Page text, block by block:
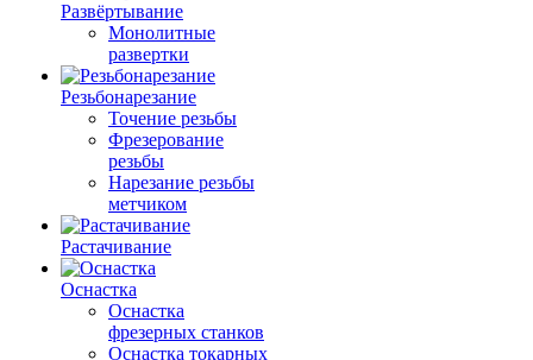
Развёртывание
Монолитные
развертки
Резьбонарезание
Точение резьбы
Фрезерование
резьбы
Нарезание резьбы
метчиком
Растачивание
Оснастка
Оснастка
фрезерных станков
Оснастка токарных